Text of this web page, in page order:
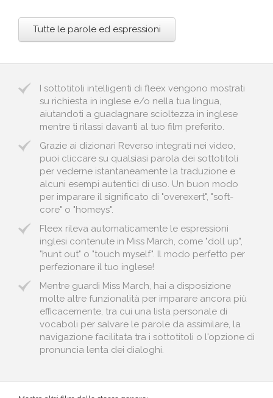
Tutte le parole ed espressioni
I sottotitoli intelligenti di fleex vengono mostrati
su richiesta in inglese e/o nella tua lingua,
aiutandoti a guadagnare scioltezza in inglese
mentre ti rilassi davanti al tuo film preferito.
Grazie ai dizionari Reverso integrati nei video,
puoi cliccare su qualsiasi parola dei sottotitoli
per vederne istantaneamente la traduzione e
alcuni esempi autentici di uso. Un buon modo
per imparare il significato di "overexert", "soft-
core" o "homeys".
Fleex rileva automaticamente le espressioni
inglesi contenute in Miss March, come "doll up",
"hunt out" o "touch myself". Il modo perfetto per
perfezionare il tuo inglese!
Mentre guardi Miss March, hai a disposizione
molte altre funzionalità per imparare ancora più
efficacemente, tra cui una lista personale di
vocaboli per salvare le parole da assimilare, la
navigazione facilitata tra i sottotitoli o l'opzione di
pronuncia lenta dei dialoghi.